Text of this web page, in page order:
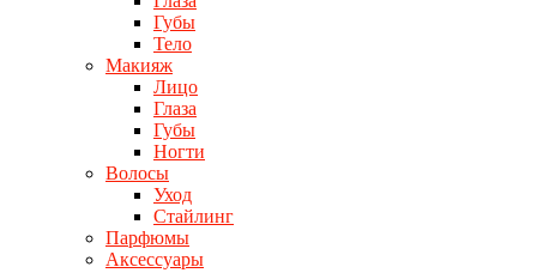
Губы
Тело
Макияж
Лицо
Глаза
Губы
Ногти
Волосы
Уход
Стайлинг
Парфюмы
Аксессуары